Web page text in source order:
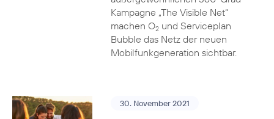
Kampagne „The Visible Net“
machen O2und Serviceplan
Bubble das Netz der neuen
Mobilfunkgeneration sichtbar.
30. November 2021